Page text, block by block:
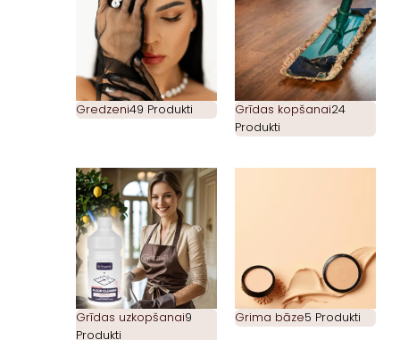
Gredzeni49 Produkti Grīdas kopšanai24
Produkti
Grīdas uzkopšanai9
Produkti
Grima bāze5 Produkti